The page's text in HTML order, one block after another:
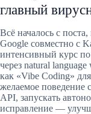
главный
Всё началось с
Google совместно с
интенсивный курс
через natural
как «Vibe Coding»
желаемое поведение
API, запускать
исправление —